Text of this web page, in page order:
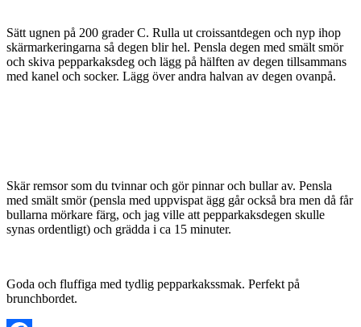
Sätt ugnen på 200 grader C. Rulla ut croissantdegen och nyp ihop
skärmarkeringarna så degen blir hel. Pensla degen med smält smör
och skiva pepparkaksdeg och lägg på hälften av degen tillsammans
med kanel och socker. Lägg över andra halvan av degen ovanpå.
Skär remsor som du tvinnar och gör pinnar och bullar av. Pensla
med smält smör (pensla med uppvispat ägg går också bra men då får
bullarna mörkare färg, och jag ville att pepparkaksdegen skulle
synas ordentligt) och grädda i ca 15 minuter.
Goda och fluffiga med tydlig pepparkakssmak. Perfekt på
brunchbordet.